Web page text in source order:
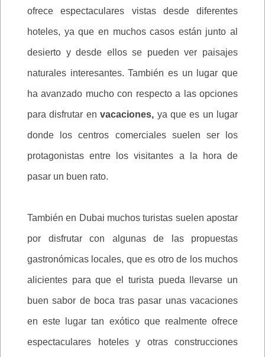
ofrece espectaculares vistas desde diferentes
hoteles, ya que en muchos casos están junto al
desierto y desde ellos se pueden ver paisajes
naturales interesantes. También es un lugar que
ha avanzado mucho con respecto a las opciones
para disfrutar envacaciones, ya que es un lugar
donde los centros comerciales suelen ser los
protagonistas entre los visitantes a la hora de
pasar un buen rato.
También en Dubai muchos turistas suelen apostar
por disfrutar con algunas de las propuestas
gastronómicas locales, que es otro de los muchos
alicientes para que el turista pueda llevarse un
buen sabor de boca tras pasar unas vacaciones
en este lugar tan exótico que realmente ofrece
espectaculares hoteles y otras construcciones